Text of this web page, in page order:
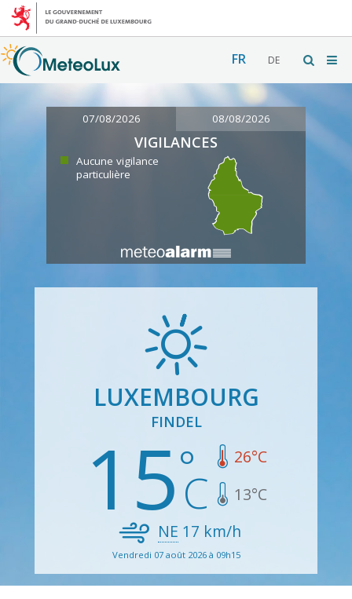
FR DE
07/08/2026 08/08/2026
VIGILANCES
Aucune vigilance
particulière
LUXEMBOURG
FINDEL
15 26°C
13°C
NE 17 km/h
Vendredi 07 août 2026 à 09h15